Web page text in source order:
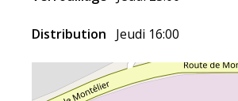
Distribution Jeudi 16:00